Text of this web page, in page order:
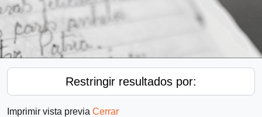
Restringir resultados por:
Imprimir vista previa Cerrar